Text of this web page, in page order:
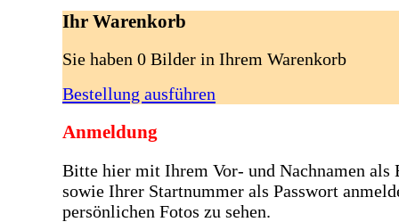
Ihr Warenkorb
Sie haben 0 Bilder in Ihrem Warenkorb
Bestellung ausführen
Anmeldung
Bitte hier mit Ihrem Vor- und Nachnamen als
sowie Ihrer Startnummer als Passwort
persönlichen Fotos zu sehen.